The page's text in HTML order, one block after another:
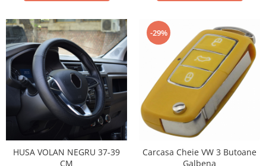
HUSA VOLAN NEGRU 37-39
CM
-29%
Carcasa Cheie VW 3 Butoane
Galbena